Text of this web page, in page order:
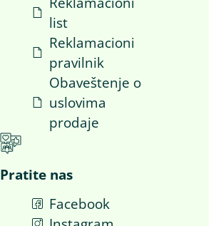
list
Reklamacioni
pravilnik
Obaveštenje o
uslovima
prodaje
Pratite nas
Facebook